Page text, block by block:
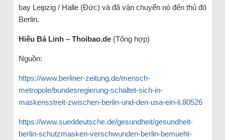
bay Leipzig / Halle (Đức) và đã vận chuyển nó đến thủ đô
Berlin.
Hiếu Bá Linh – Thoibao.de(Tổng hợp)
Nguồn:
https://www.berliner-zeitung.de/mensch-
metropole/bundesregierung-schaltet-sich-in-
maskensstreit-zwischen-berlin-und-den-usa-ein-li.80526
https://www.sueddeutsche.de/gesundheit/gesundheit-
berlin-schutzmasken-verschwunden-berlin-bemueht-